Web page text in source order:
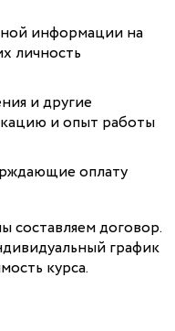
информации на
личность
и другие
и опыт работы
оплату
составляем договор.
график
курса.